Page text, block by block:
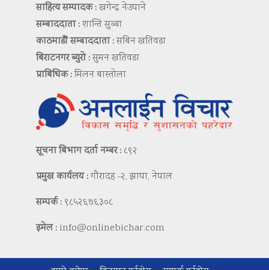
साहित्य सम्पादक :खगेन्द्र नेउपाने
सम्बाददाता :शान्ति सुब्बा
काठमाडौं सम्बाददाता :सबिन खतिवडा
बिराटनगर ब्युरो :सुमन खतिवडा
प्राबिधिक :मिलन बास्तोला
सूचना बिभाग दर्ता नम्बर : ८९२
प्रमुख कार्यलय :गौरादह -२, झापा, नेपाल
सम्पर्क : ९८५२६७६३०८
इमेल : info@onlinebichar.com